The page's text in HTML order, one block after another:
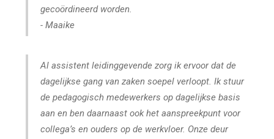
gecoördineerd worden.
- Maaike
Al assistent leidinggevende zorg ik ervoor dat de
dagelijkse gang van zaken soepel verloopt. Ik stuur
de pedagogisch medewerkers op dagelijkse basis
aan en ben daarnaast ook het aanspreekpunt voor
collega’s en ouders op de werkvloer. Onze deur